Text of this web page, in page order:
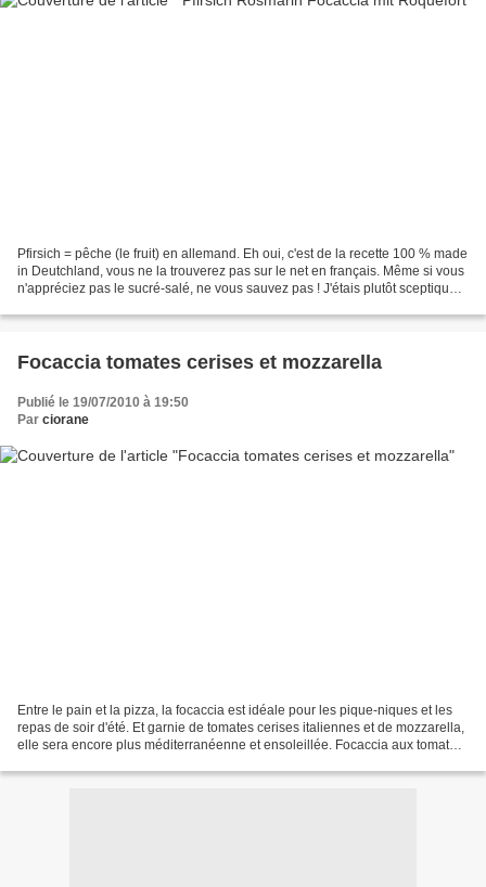
Pfirsich = pêche (le fruit) en allemand. Eh oui, c'est de la recette 100 % made
in Deutchland, vous ne la trouverez pas sur le net en français. Même si vous
n'appréciez pas le sucré-salé, ne vous sauvez pas ! J'étais plutôt sceptique
Focaccia tomates cerises et mozzarella
Publié le 19/07/2010 à 19:50
Par ciorane
Entre le pain et la pizza, la focaccia est idéale pour les pique-niques et les
repas de soir d'été. Et garnie de tomates cerises italiennes et de mozzarella,
elle sera encore plus méditerranéenne et ensoleillée. Focaccia aux tomates